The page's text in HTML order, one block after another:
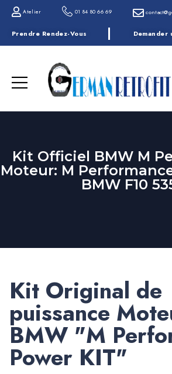
Atelier 01 84 80 66 69
Prendre Rendez-Vous Demander
Kit Officiel BMW M
Moteur: M
BMW F10
Kit Original de
puissance
BMW "M
Power KIT"